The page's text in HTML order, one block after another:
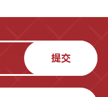
提交